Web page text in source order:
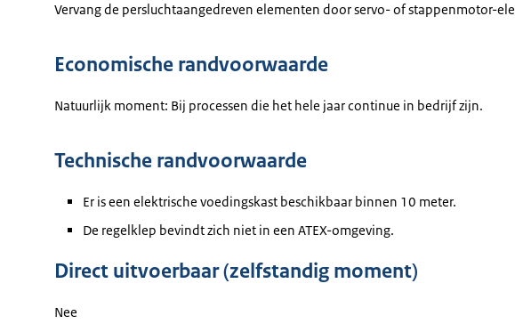
Vervang de persluchtaangedreven elementen door servo- of stappenmotor-
Economische randvoorwaarde
Natuurlijk moment: Bij processen die het hele jaar continue in bedrijf zijn.
Technische randvoorwaarde
Er is een elektrische voedingskast beschikbaar binnen 10 meter.
De regelklep bevindt zich niet in een ATEX-omgeving.
Direct uitvoerbaar (zelfstandig moment)
Nee